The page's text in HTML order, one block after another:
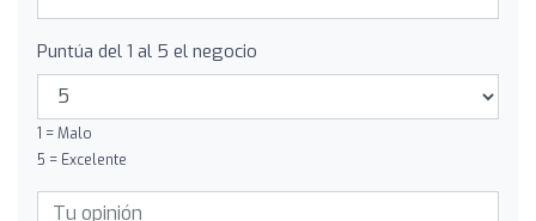
Puntúa del 1 al 5 el negocio
1 = Malo
5 = Excelente